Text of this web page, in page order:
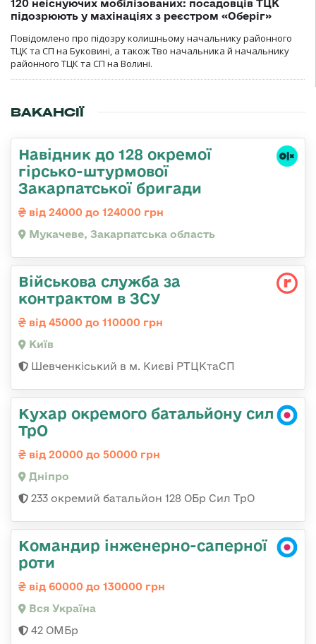
120 неіснуючих мобілізованих: посадовців ТЦК
підозрюють у махінаціях з реєстром «Оберіг»
Повідомлено про підозру колишньому начальнику районного
ТЦК та СП на Буковині, а також Тво начальника й начальнику
районного ТЦК та СП на Волині.
ВАКАНСІЇ
Навідник до 128 окремої
гірсько-штурмової
Закарпатської бригади
від 24000 до 124000 грн
Мукачеве, Закарпатська область
Військова служба за
контрактом в ЗСУ
від 45000 до 110000 грн
Київ
Шевченкіський в м. Києві РТЦКтаСП
Кухар окремого батальйону сил
ТрО
від 20000 до 50000 грн
Дніпро
233 окремий батальйон 128 ОБр Сил ТрО
Командир інженерно-саперної
роти
від 60000 до 130000 грн
Вся Україна
42 ОМБр